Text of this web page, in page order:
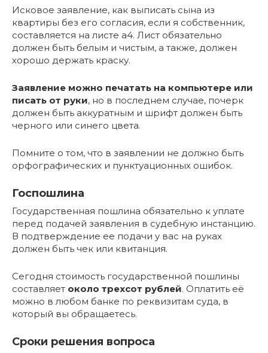
Исковое заявление, как выписать сына из
квартиры без его согласия, если я собственник,
составляется на листе а4. Лист обязательно
должен быть белым и чистым, а также, должен
хорошо держать краску.
Заявление можно печатать на компьютере или
писать от руки, но в последнем случае, почерк
должен быть аккуратным и шрифт должен быть
черного или синего цвета.
Помните о том, что в заявлении не должно быть
орфографических и пунктуационных ошибок.
Госпошлина
Государственная пошлина обязательно к уплате
перед подачей заявления в судебную инстанцию.
В подтверждение ее подачи у вас на руках
должен быть чек или квитанция.
Сегодня стоимость государственной пошлины
составляет около трехсот рублей. Оплатить её
можно в любом банке по реквизитам суда, в
который вы обращаетесь.
Сроки решения вопроса